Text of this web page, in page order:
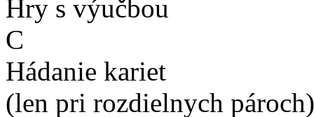
Hry s výučbou
C
Hádanie kariet
(len pri rozdielnych pároch)